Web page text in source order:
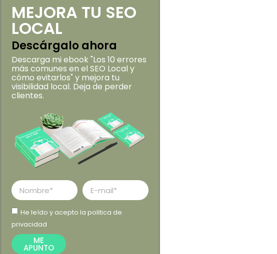
MEJORA TU SEO
LOCAL
Descárgalo ahora
Descarga mi ebook "Los 10 errores
más comunes en el SEO Local y
cómo evitarlos" y mejora tu
visibilidad local. Deja de perder
clientes.
He leído y acepto la politica de
privacidad
ME
APUNTO